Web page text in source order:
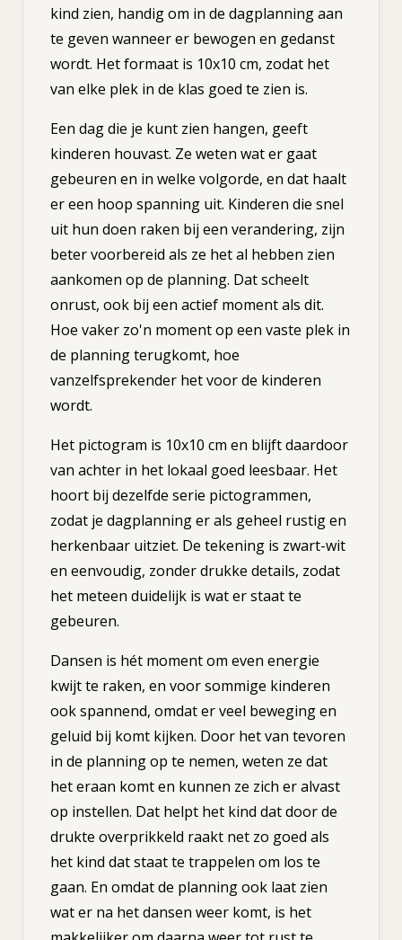
kind zien, handig om in de dagplanning aan
te geven wanneer er bewogen en gedanst
wordt. Het formaat is 10x10 cm, zodat het
van elke plek in de klas goed te zien is.
Een dag die je kunt zien hangen, geeft
kinderen houvast. Ze weten wat er gaat
gebeuren en in welke volgorde, en dat haalt
er een hoop spanning uit. Kinderen die snel
uit hun doen raken bij een verandering, zijn
beter voorbereid als ze het al hebben zien
aankomen op de planning. Dat scheelt
onrust, ook bij een actief moment als dit.
Hoe vaker zo'n moment op een vaste plek in
de planning terugkomt, hoe
vanzelfsprekender het voor de kinderen
wordt.
Het pictogram is 10x10 cm en blijft daardoor
van achter in het lokaal goed leesbaar. Het
hoort bij dezelfde serie pictogrammen,
zodat je dagplanning er als geheel rustig en
herkenbaar uitziet. De tekening is zwart-wit
en eenvoudig, zonder drukke details, zodat
het meteen duidelijk is wat er staat te
gebeuren.
Dansen is hét moment om even energie
kwijt te raken, en voor sommige kinderen
ook spannend, omdat er veel beweging en
geluid bij komt kijken. Door het van tevoren
in de planning op te nemen, weten ze dat
het eraan komt en kunnen ze zich er alvast
op instellen. Dat helpt het kind dat door de
drukte overprikkeld raakt net zo goed als
het kind dat staat te trappelen om los te
gaan. En omdat de planning ook laat zien
wat er na het dansen weer komt, is het